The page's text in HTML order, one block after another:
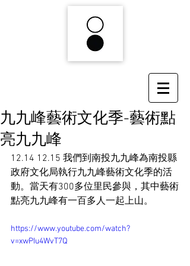
九九峰藝術文化季-藝術點
亮九九峰
12.14 12.15 我們到南投九九峰為南投縣
政府文化局執行九九峰藝術文化季的活
動。當天有300多位里民參與，其中藝術
點亮九九峰有一百多人一起上山。
https://www.youtube.com/watch?
v=xwPIu4WvT7Q